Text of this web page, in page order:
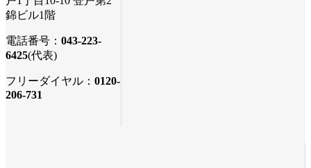
錦ビル1階
電話番号： 043-223-
6425(代表)
フリーダイヤル： 0120-
206-731